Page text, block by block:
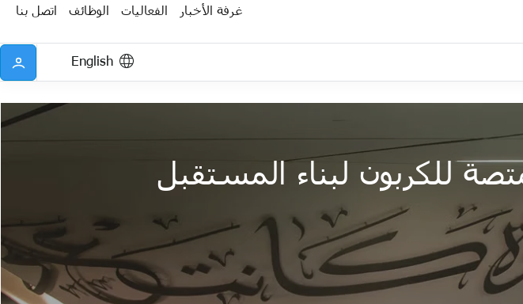
غرفة الأخبار الفعاليات الوظائف اتصل بنا
English
للكربون لبناء المستقبل